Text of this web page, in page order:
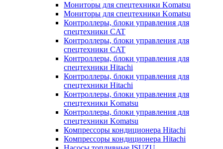
Мониторы для спецтехники Komatsu
Мониторы для спецтехники Komatsu
Контроллеры, блоки управления для
спецтехники CAT
Контроллеры, блоки управления для
спецтехники CAT
Контроллеры, блоки управления для
спецтехники Hitachi
Контроллеры, блоки управления для
спецтехники Hitachi
Контроллеры, блоки управления для
спецтехники Komatsu
Контроллеры, блоки управления для
спецтехники Komatsu
Компрессоры кондиционера Hitachi
Компрессоры кондиционера Hitachi